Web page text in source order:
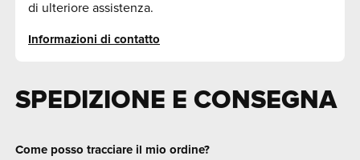
di ulteriore assistenza.
Informazioni di contatto
SPEDIZIONE E CONSEGNA
Come posso tracciare il mio ordine?